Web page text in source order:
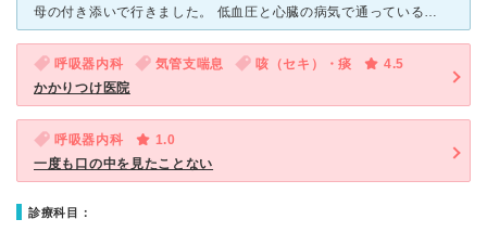
母の付き添いで行きました。 低血圧と心臓の病気で通っているのですが、症状はどうですかなどは全く聞かず、今のままで行きましょう、と言って診察らしきものは全くせずすぐに帰されました。 母が不安を訴えよ
呼吸器内科 気管支喘息 咳（セキ）・痰
4.5
かかりつけ医院
呼吸器内科
1.0
一度も口の中を見たことない
診療科目：